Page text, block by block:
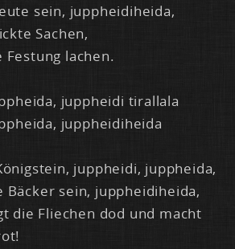
sein, jupp­hei­di­hei­da,
Sa­chen,
Fes­tung la­chen.
jupp­hei­di ti­ral­la­la
jupp­hei­di­hei­da
jupp­hei­di, jupp­hei­da,
Bä­cker sein, jupp­hei­di­hei­da,
die Flie­chen dod und macht